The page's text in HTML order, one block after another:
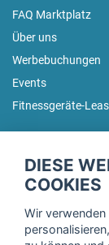
FAQ Marktplatz
Über uns
Werbebuchungen
Events
Fitnessgeräte-
Trage dich hier
DIESE
COOKIES
Wir